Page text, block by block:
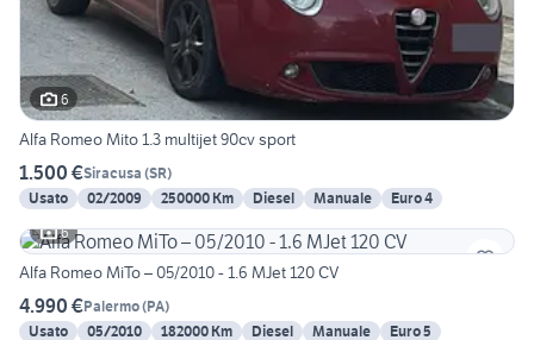
6
Alfa Romeo Mito 1.3 multijet 90cv sport
1.500 €Siracusa (SR)
Usato
02/2009 250000 Km Diesel Manuale
Euro 4
6
Alfa Romeo MiTo – 05/2010 - 1.6 MJet 120 CV
4.990 €Palermo(PA)
Usato
05/2010 182000 Km Diesel Manuale Euro 5